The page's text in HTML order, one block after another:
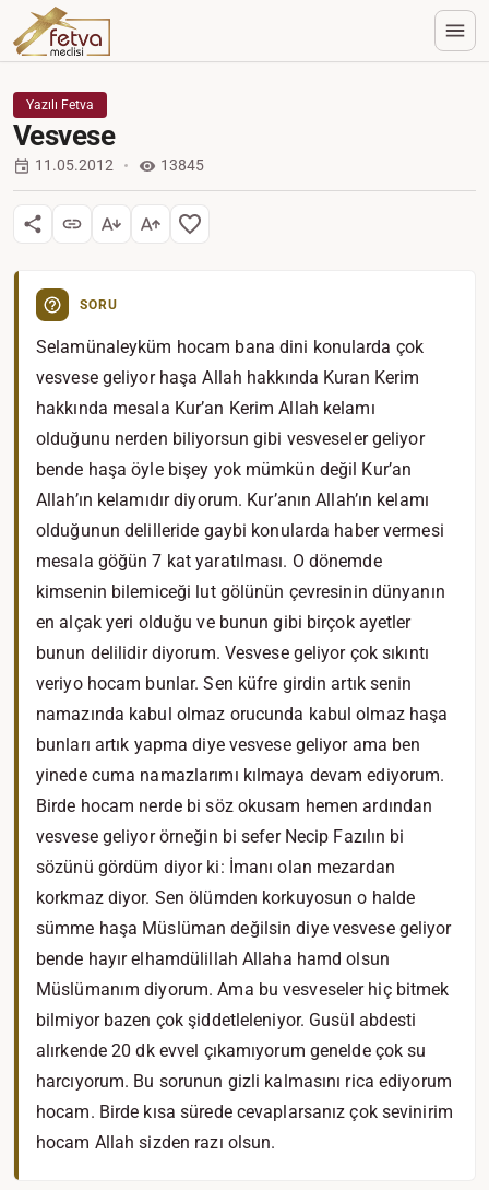
Yazılı Fetva
Vesvese
11.05.2012 13845
SORU
Selamünaleyküm hocam bana dini konularda çok
vesvese geliyor haşa Allah hakkında Kuran Kerim
hakkında mesala Kur’an Kerim Allah kelamı
olduğunu nerden biliyorsun gibi vesveseler geliyor
bende haşa öyle bişey yok mümkün değil Kur’an
Allah’ın kelamıdır diyorum. Kur’anın Allah’ın kelamı
olduğunun delilleride gaybi konularda haber vermesi
mesala göğün 7 kat yaratılması. O dönemde
kimsenin bilemiceği lut gölünün çevresinin dünyanın
en alçak yeri olduğu ve bunun gibi birçok ayetler
bunun delilidir diyorum. Vesvese geliyor çok sıkıntı
veriyo hocam bunlar. Sen küfre girdin artık senin
namazında kabul olmaz orucunda kabul olmaz haşa
bunları artık yapma diye vesvese geliyor ama ben
yinede cuma namazlarımı kılmaya devam ediyorum.
Birde hocam nerde bi söz okusam hemen ardından
vesvese geliyor örneğin bi sefer Necip Fazılın bi
sözünü gördüm diyor ki: İmanı olan mezardan
korkmaz diyor. Sen ölümden korkuyosun o halde
sümme haşa Müslüman değilsin diye vesvese geliyor
bende hayır elhamdülillah Allaha hamd olsun
Müslümanım diyorum. Ama bu vesveseler hiç bitmek
bilmiyor bazen çok şiddetleleniyor. Gusül abdesti
alırkende 20 dk evvel çıkamıyorum genelde çok su
harcıyorum. Bu sorunun gizli kalmasını rica ediyorum
hocam. Birde kısa sürede cevaplarsanız çok sevinirim
hocam Allah sizden razı olsun.